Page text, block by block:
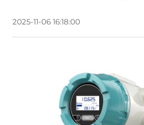
2025-11-06 16:18:00